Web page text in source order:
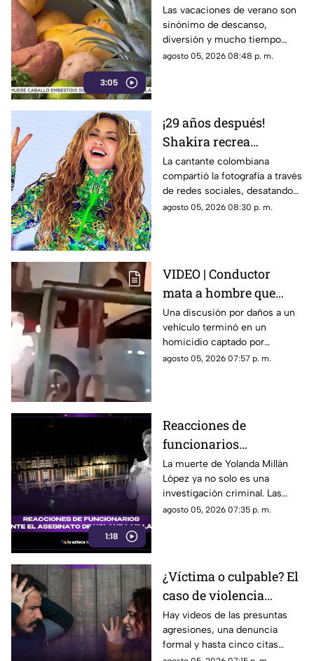
3:05
alimentación infantil
Las vacaciones de verano son
sinónimo de descanso,
diversión y mucho tiempo
libre.
agosto 05, 2026 08:48 p. m.
¡29 años después!
Shakira recrea
ICÓNICO meme; esta es
la historia de la
fotografía
La cantante colombiana
compartió la fotografía a través
de redes sociales, desatando
cientos de comentarios.
agosto 05, 2026 08:30 p. m.
VIDEO | Conductor
mata a hombre que
rompió su espejo
retrovisor
Una discusión por daños a un
vehículo terminó en un
homicidio captado por
testigos.
agosto 05, 2026 07:57 p. m.
1:18
Reacciones de
funcionarios
Morelenses ante el
asesinato de Yolanda
Millán, ayudante
municipal de
La muerte de Yolanda Millán
López ya no solo es una
investigación criminal. Las
reacciones continúan
fuertes. ¿Qué dijeron las
autoridades y qué sigue en el
caso?
agosto 05, 2026 07:35 p. m.
¿Víctima o culpable? El
caso de violencia
contra los hombres en
Sonora que está
generando
Hay videos de las presuntas
agresiones, una denuncia
formal y hasta cinco citas